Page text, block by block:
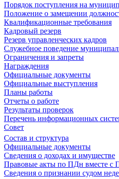
Порядок поступления на
Положение о замещении
Квалификационные требования
Кадровый резерв
Резерв управленческих кадров
Служебное поведение
Ограничения и запреты
Награждения
Официальные документы
Официальные выступления
Планы работы
Отчеты о работе
Результаты проверок
Перечень информационных
Совет
Состав и структура
Официальные документы
Сведения о доходах и имуществе
Правовые акты по ПДн вместе с
Сведения о признании судом